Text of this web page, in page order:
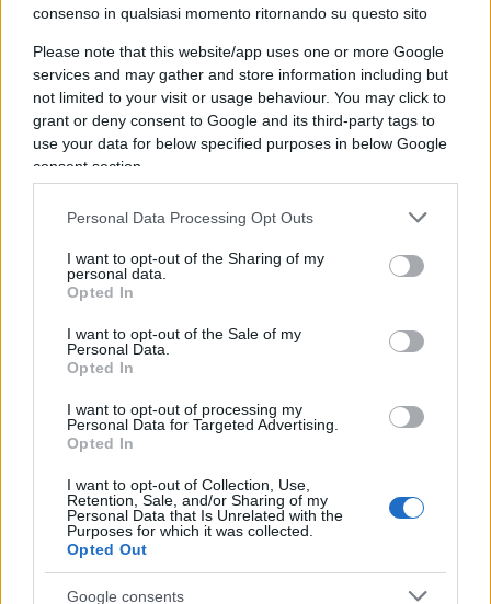
consenso in qualsiasi momento ritornando su questo sito
Please note that this website/app uses one or more Google
services and may gather and store information including but
not limited to your visit or usage behaviour. You may click to
grant or deny consent to Google and its third-party tags to
use your data for below specified purposes in below Google
consent section.
Personal Data Processing Opt Outs
I want to opt-out of the Sharing of my
personal data.
Opted In
I want to opt-out of the Sale of my
Personal Data.
Opted In
I want to opt-out of processing my
Personal Data for Targeted Advertising.
Opted In
I want to opt-out of Collection, Use,
Retention, Sale, and/or Sharing of my
Personal Data that Is Unrelated with the
Purposes for which it was collected.
Opted Out
Google consents
La vicenda è stata segnalata sui social da alcuni
visitatori presenti a Mauthausen. Secondo quanto
riportato, una donna avrebbe contestato ai ragazzi
la scelta di esibire quei simboli proprio all’interno
del memoriale, ricordando la natura del luogo.
La visitatrice avrebbe inoltre rivolto una domanda
alla responsabile del gruppo, chiedendole se
condividesse la protesta. Dalle testimonianze